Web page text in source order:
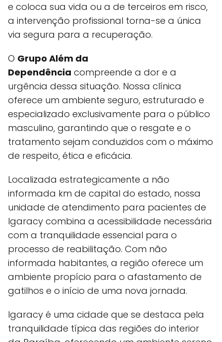
e coloca sua vida ou a de terceiros em risco,
a intervenção profissional torna-se a única
via segura para a recuperação.
O Grupo Além da
Dependência compreende a dor e a
urgência dessa situação. Nossa clínica
oferece um ambiente seguro, estruturado e
especializado exclusivamente para o público
masculino, garantindo que o resgate e o
tratamento sejam conduzidos com o máximo
de respeito, ética e eficácia.
Localizada estrategicamente a não
informada km de capital do estado, nossa
unidade de atendimento para pacientes de
Igaracy combina a acessibilidade necessária
com a tranquilidade essencial para o
processo de reabilitação. Com não
informada habitantes, a região oferece um
ambiente propício para o afastamento de
gatilhos e o início de uma nova jornada.
Igaracy é uma cidade que se destaca pela
tranquilidade típica das regiões do interior